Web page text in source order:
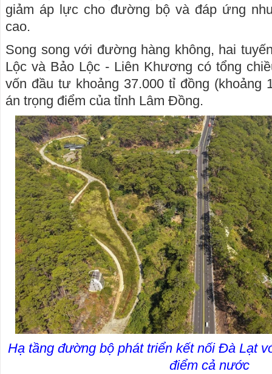
giảm áp lực cho đường bộ và đáp ứng
cao.
Song song với đường hàng không, hai
Lộc và Bảo Lộc - Liên Khương có tổng
vốn đầu tư khoảng 37.000 tỉ đồng (khoảng
án trọng điểm của tỉnh Lâm Đồng.
Hạ tầng đường bộ phát triển kết nối Đà Lạt
điểm cả nước